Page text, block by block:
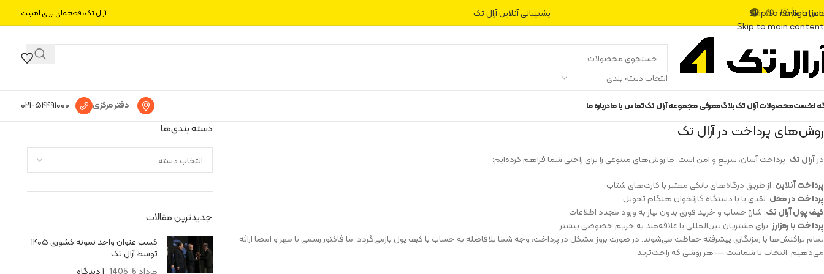
Skip to navigation
Skip to main content
با ما پشتیبانی آنلاین آرال تک آرال تک، قطعه‌ای برای امنیت
انتخاب دسته بندی
نخستمحصولات آرال تکبلاگمعرفی مجموعه آرال تکتماس با مادرباره ما دفتر مرکزی ۰۲۱-۵۴۴۹۱۰۰۰
روش‌های پرداخت در آرال تک
درآرال تک، پرداخت آسان، سریع و امن است. ما روش‌های متنوعی را برای راحتی شما فراهم کرده‌ایم:
پرداخت آنلاین: از طریق درگاه‌های بانکی معتبر با کارت‌های شتاب
پرداخت در محل: نقدی یا با دستگاه کارتخوان هنگام تحویل
کیف پول آرال تک: شارژ حساب و خرید فوری بدون نیاز به ورود مجدد اطلاعات
پرداخت با رمزارز: برای مشتریان بین‌المللی یا علاقه‌مند به حریم خصوصی بیشتر
تمام تراکنش‌ها با رمزنگاری پیشرفته حفاظت می‌شوند. در صورت بروز مشکل در پرداخت، وجه شما بلافاصله به حساب یا کیف پول بازمی‌گردد. ما فاکتور رسمی با مهر و امضا ارائه
می‌دهیم. انتخاب با شماست — هر روشی که راحت‌ترید.
دسته بندی‌ها
جدیدترین مقالات
کسب عنوان واحد نمونه کشوری ۱۴۰۵
توسط آرال تک
مرداد 5, 1405
۱ دیدگاه